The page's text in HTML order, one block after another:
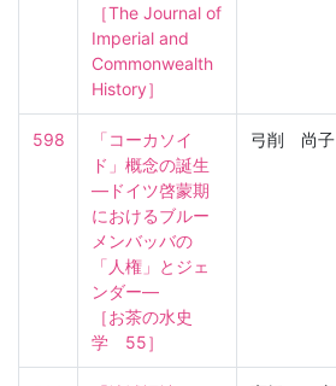
［The Journal of
Imperial and
Commonwealth
History］
598
「コーカソイ
ド」概念の誕生
―ドイツ啓蒙期
におけるブルー
メンバッバの
「人権」とジェ
ンダー―
［お茶の水史
学　55］
弓削 尚子